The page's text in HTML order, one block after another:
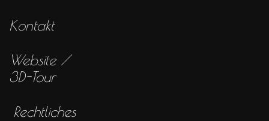
Kontakt
Website /
3D-Tour
Rechtliches